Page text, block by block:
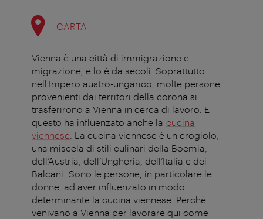
CARTA
Vienna è una città di immigrazione e
migrazione, e lo è da secoli. Soprattutto
nell'Impero austro-ungarico, molte persone
provenienti dai territori della corona si
trasferirono a Vienna in cerca di lavoro. E
questo ha influenzato anche la cucina
viennese . La cucina viennese è un crogiolo,
una miscela di stili culinari della Boemia,
dell’Austria, dell’Ungheria, dell’Italia e dei
Balcani. Sono le persone, in particolare le
donne, ad aver influenzato in modo
determinante la cucina viennese. Perché
venivano a Vienna per lavorare qui come